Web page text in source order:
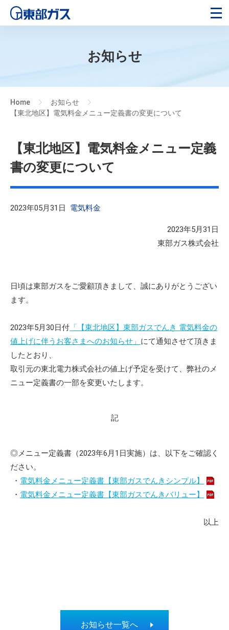
お知らせ
Home お知らせ
【東北地区】電気料金メニュー定義書の変更について
【東北地区】電気料金メニュー定義
書の変更について
2023年05月31日 電気料金
2023年5月31日
東部ガス株式会社
日頃は東部ガスをご愛顧頂きまして、誠にありがとうござい
ます。
2023年5月30日付 「【東北地区】東部ガスでんき 電気料金の
値上げに伴うお客さまへのお知らせ」 にて通知させて頂きま
したとおり、
取引元の東北電力株式会社の値上げ予定を受けて、弊社のメ
ニュー定義書の一部を変更いたします。
記
◎メニュー定義書（2023年6月 1 日実施）は、以下をご確認く
ださい。
・ 電気料金メニュー定義書【東部ガスでんきシンプル】
・ 電気料金メニュー定義書【東部ガスでんきバリュー】
以上
お知らせ一覧へ